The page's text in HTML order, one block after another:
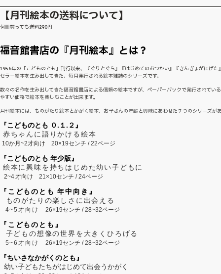
【月刊絵本の送料について】
何冊買っても送料290円
福音館書店の『月刊絵本』とは？
1956年の「こどものとも」刊行以来、『ぐりとぐら』『はじめてのおつかい』『きんぎょがにげた
セラー絵本を生み出してきた、毎月発行される絵本雑誌のシリーズです。
数々の名作を生み出してきた福音館書店による信頼の絵本ですが、ペーパーバックで発行されてい
やすい価格で絵本を楽しむことが出来ます。
月刊絵本には、ものがたり絵本とかがく絵本、お子さんの年齢と興味にあわせた７つのシリーズが
『こどものとも ０.１.２』
赤ちゃんに語りかける絵本
10か月~2才向け 20×19センチ / 22ページ
『こどものとも 年少版』
絵本に興味を持ちはじめた幼い子どもに
2~4才向け 21×10センチ / 24ページ
『こどものとも 年中向き』
ものがたりの楽しさに出会える
4~5才向け26×19センチ / 28~32ページ
『こどものとも』
子どもの想像の世界を大きくひろげる
5~6才向け26×19センチ / 28~32ページ
『ちいさなかがくのとも』
幼い子どもたちがはじめて出会うかがく